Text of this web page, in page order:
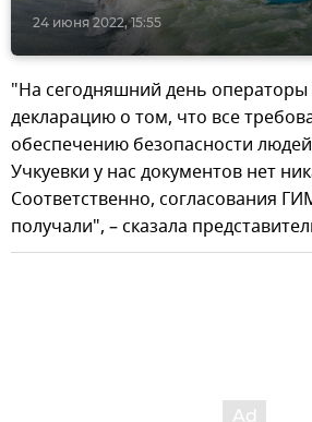
24 июня 2022, 15:55
"На сегодняшний день
декларацию о том, что все
обеспечению безопасности
Учкуевки у нас документов нет
Соответственно, согласования
получали", – сказала